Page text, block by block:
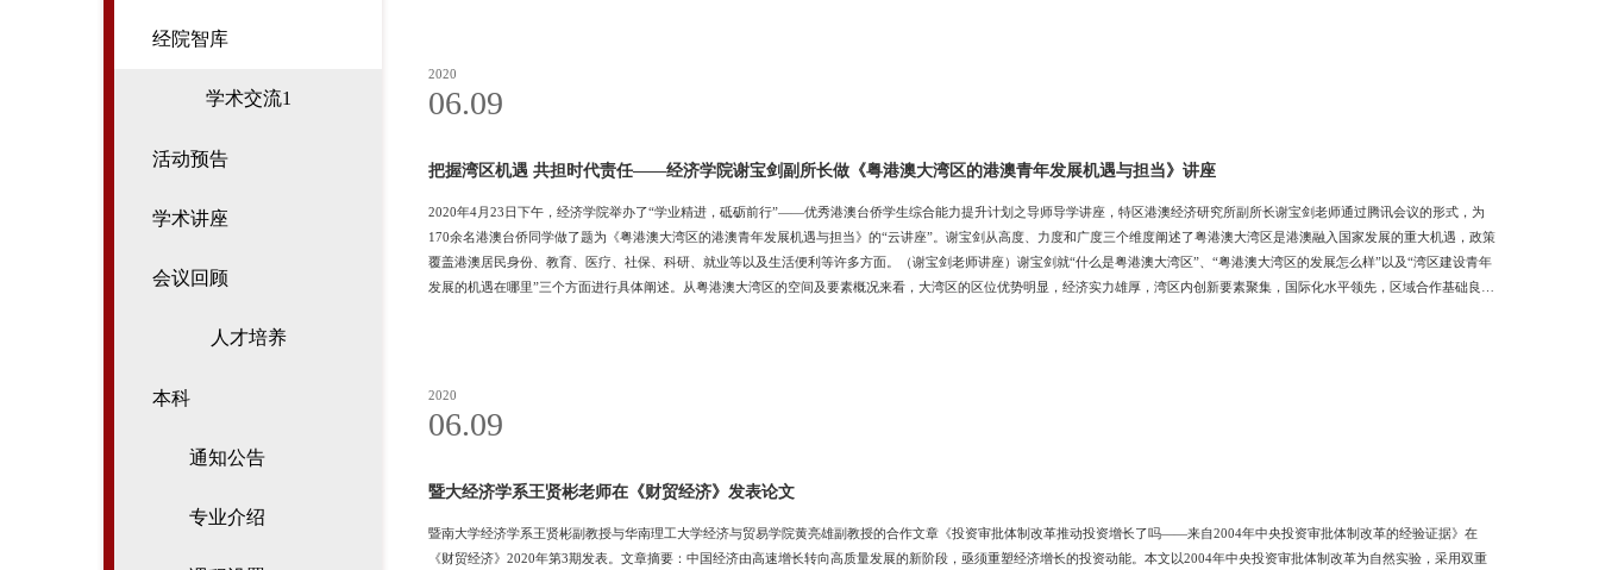
经院智库
学术交流1
活动预告
学术讲座
会议回顾
人才培养
本科
通知公告
专业介绍
2020
06.09
把握湾区机遇 共担时代责任——经济学院谢宝剑副所长做《粤港澳大湾区的港澳青年发展机遇与担当》讲座
2020年4月23日下午，经济学院举办了“学业精进，砥砺前行”——优秀港澳台侨学生综合能力提升计划之导师导学讲座，特区港澳经济研究所副所长谢宝剑老师通过腾讯会议的形式，为
170余名港澳台侨同学做了题为《粤港澳大湾区的港澳青年发展机遇与担当》的“云讲座”。谢宝剑从高度、力度和广度三个维度阐述了粤港澳大湾区是港澳融入国家发展的重大机遇，政策
覆盖港澳居民身份、教育、医疗、社保、科研、就业等以及生活便利等许多方面。（谢宝剑老师讲座）谢宝剑就“什么是粤港澳大湾区”、“粤港澳大湾区的发展怎么样”以及“湾区建设青年
发展的机遇在哪里”三个方面进行具体阐述。从粤港澳大湾区的空间及要素概况来看，大湾区的区位优势明显，经济实力雄厚，湾区内创新要素聚集，国际化水平领先，区域合作基础良
2020
06.09
暨大经济学系王贤彬老师在《财贸经济》发表论文
暨南大学经济学系王贤彬副教授与华南理工大学经济与贸易学院黄亮雄副教授的合作文章《投资审批体制改革推动投资增长了吗——来自2004年中央投资审批体制改革的经验证据》在
《财贸经济》2020年第3期发表。文章摘要：中国经济由高速增长转向高质量发展的新阶段，亟须重塑经济增长的投资动能。本文以2004年中央投资审批体制改革为自然实验，采用双重